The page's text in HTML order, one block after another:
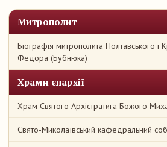
Митрополит
Біографія митрополита Полтавського і
Федора (Бубнюка)
Храми єпархії
Храм Святого Архістратига Божого
Свято-Миколаївський кафедральний